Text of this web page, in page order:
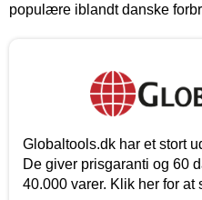
populære iblandt danske
Globaltools.dk har et stort
De giver prisgaranti og 60
40.000 varer. Klik her for at